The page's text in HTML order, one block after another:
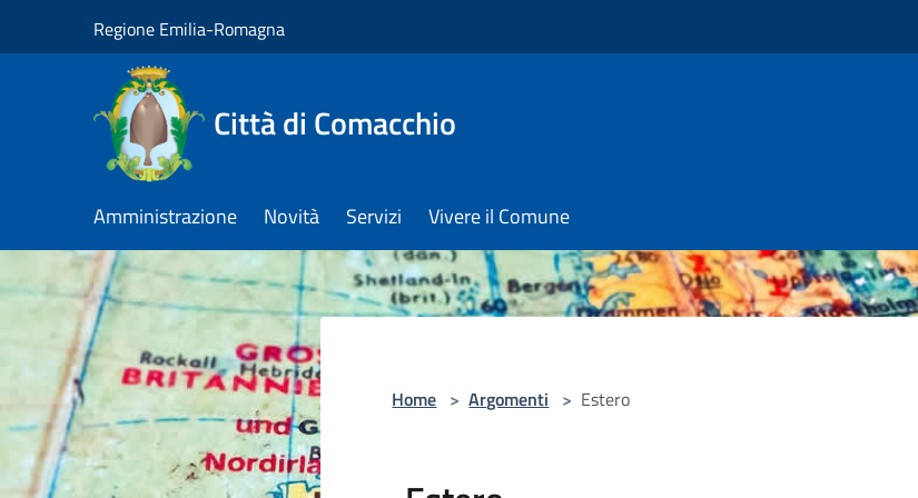
Regione Emilia-Romagna
Città di Comacchio
Amministrazione Novità Servizi Vivere il Comune
Home > Argomenti > Estero